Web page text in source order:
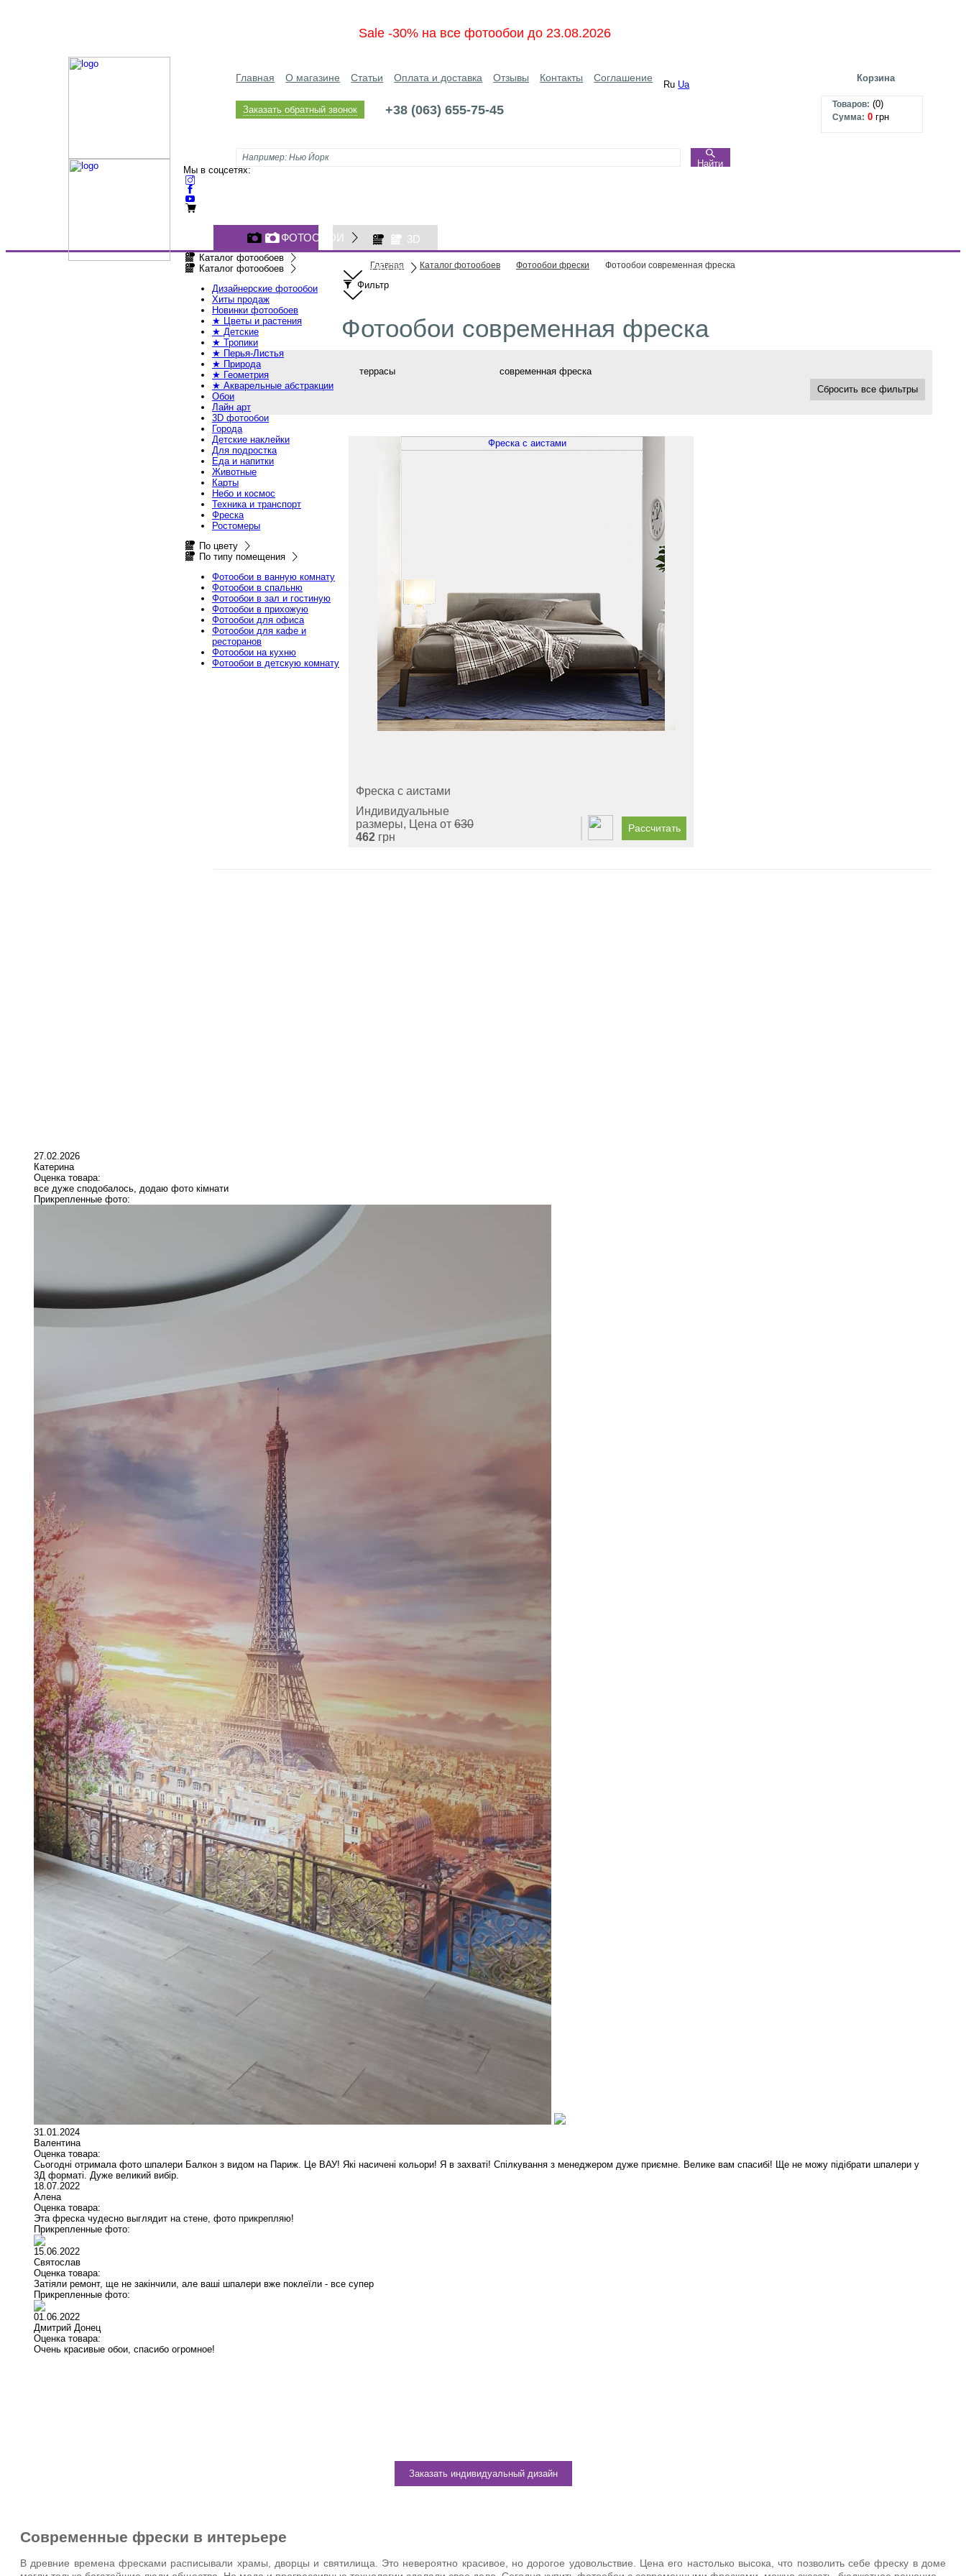
Sale -30% на все фотообои до 23.08.2026
Главная О магазине Статьи Оплата и доставка Отзывы Контакты Соглашение
Ru Ua
Заказать обратный звонок +38 (063) 655-75-45
Найти
Корзина
Товаров: (0)
Сумма: 0 грн
Мы в соцсетях:
ФОТООБОИ 3D
ОБОИ
Каталог фотообоев
Каталог фотообоев
Дизайнерские фотообои
Хиты продаж
Новинки фотообоев
★ Цветы и растения
★ Детские
★ Тропики
★ Перья-Листья
★ Природа
★ Геометрия
★ Акварельные абстракции
Обои
Лайн арт
3D фотообои
Города
Детские наклейки
Для подростка
Еда и напитки
Животные
Карты
Небо и космос
Техника и транспорт
Фреска
Ростомеры
По цвету
По типу помещения
Фотообои в ванную комнату
Фотообои в спальню
Фотообои в зал и гостиную
Фотообои в прихожую
Фотообои для офиса
Фотообои для кафе и
ресторанов
Фотообои на кухню
Фотообои в детскую комнату
Главная Каталог фотообоев Фотообои фрески Фотообои современная фреска
Фильтр
Фотообои современная фреска
террасы
современная фреска
Сбросить все фильтры
Фреска с аистами
Индивидуальные
размеры, Цена от 630
462 грн
Рассчитать
27.02.2026
Катерина
Оценка товара:
все дуже сподобалось, додаю фото кімнати
Прикрепленные фото:
31.01.2024
Валентина
Оценка товара:
Сьогодні отримала фото шпалери Балкон з видом на Париж. Це ВАУ! Які насичені кольори! Я в захваті! Спілкування з менеджером дуже приємне. Велике вам спасибі! Ще не можу підібрати шпалери у
3Д форматі. Дуже великий вибір.
18.07.2022
Алена
Оценка товара:
Эта фреска чудесно выглядит на стене, фото прикрепляю!
Прикрепленные фото:
15.06.2022
Святослав
Оценка товара:
Затіяли ремонт, ще не закінчили, але ваші шпалери вже поклеїли - все супер
Прикрепленные фото:
01.06.2022
Дмитрий Донец
Оценка товара:
Очень красивые обои, спасибо огромное!
Заказать индивидуальный дизайн
Современные фрески в интерьере
В древние времена фресками расписывали храмы, дворцы и святилища. Это невероятно красивое, но дорогое удовольствие. Цена его настолько высока, что позволить себе фреску в доме